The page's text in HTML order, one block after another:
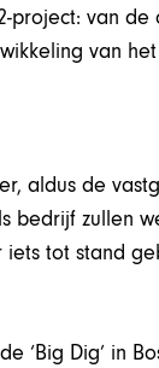
project: van de
van
aldus de
bedrijf zullen
tot stand
‘Big Dig’ in